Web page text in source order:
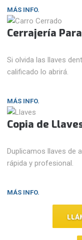
MÁS INFO.
Cerrajería
Si olvida las llaves
calificado lo abrirá.
MÁS INFO.
Copia de
Duplicamos llaves de
rápida y profesional.
MÁS INFO.